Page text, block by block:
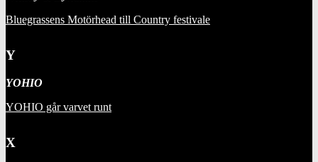
Bluegrassens Motörhead till Country festivale
Y
YOHIO
YOHIO går varvet runt
X